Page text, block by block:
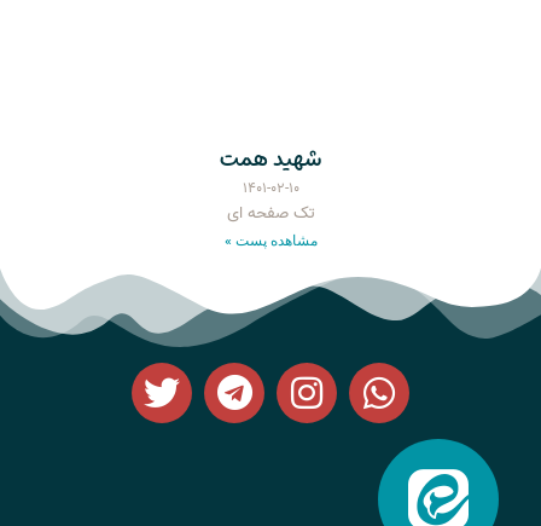
شهید همت
۱۴۰۱-۰۲-۱۰
تک صفحه ای
مشاهده پست »